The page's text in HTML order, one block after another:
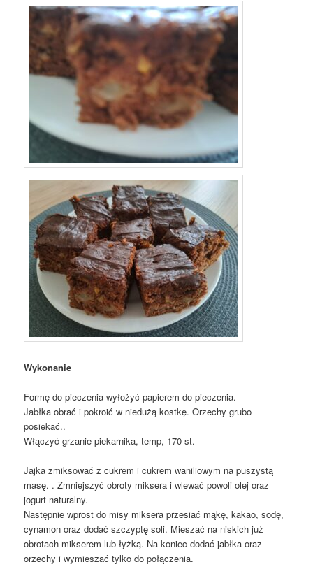
Wykonanie
Formę do pieczenia wyłożyć papierem do pieczenia.
Jabłka obrać i pokroić w niedużą kostkę. Orzechy grubo
posiekać..
Włączyć grzanie piekarnika, temp, 170 st.
Jajka zmiksować z cukrem i cukrem waniliowym na puszystą
masę. . Zmniejszyć obroty miksera i wlewać powoli olej oraz
jogurt naturalny.
Następnie wprost do misy miksera przesiać mąkę, kakao, sodę,
cynamon oraz dodać szczyptę soli. Mieszać na niskich już
obrotach mikserem lub łyżką. Na koniec dodać jabłka oraz
orzechy i wymieszać tylko do połączenia.